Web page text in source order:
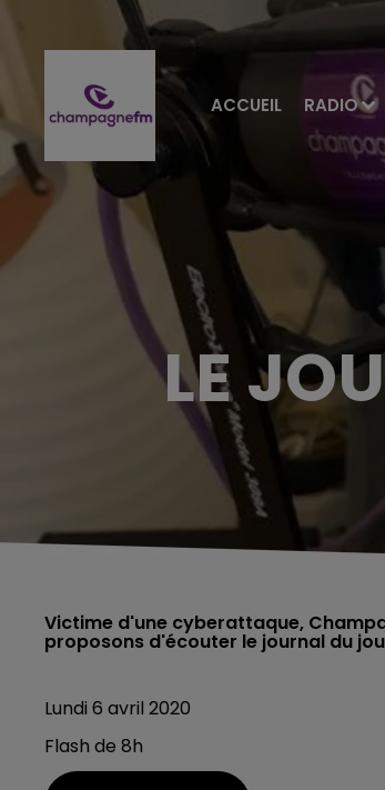
ACCUEIL RADIO
LE
Victime d'une cyberattaque,
proposons d'écouter le journal du
Lundi 6 avril 2020
Flash de 8h